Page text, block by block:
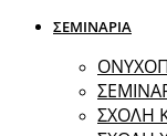
ΣΕΜΙΝΑΡΙΑ
ΣΧΟΛΗ